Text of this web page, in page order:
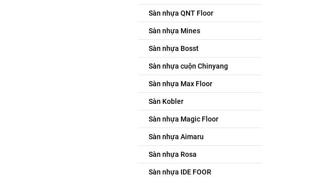
Sàn nhựa QNT Floor
Sàn nhựa Mines
Sàn nhựa Bosst
Sàn nhựa cuộn Chinyang
Sàn nhựa Max Floor
Sàn Kobler
Sàn nhựa Magic Floor
Sàn nhựa Aimaru
Sàn nhựa Rosa
Sàn nhựa IDE FOOR